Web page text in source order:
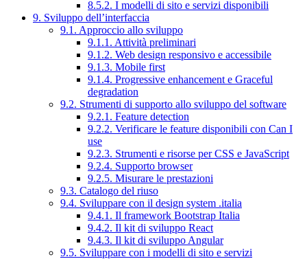
8.5.2. I modelli di sito e servizi disponibili
9. Sviluppo dell’interfaccia
9.1. Approccio allo sviluppo
9.1.1. Attività preliminari
9.1.2. Web design responsivo e accessibile
9.1.3. Mobile first
9.1.4. Progressive enhancement e Graceful
degradation
9.2. Strumenti di supporto allo sviluppo del software
9.2.1. Feature detection
9.2.2. Verificare le feature disponibili con Can I
use
9.2.3. Strumenti e risorse per CSS e JavaScript
9.2.4. Supporto browser
9.2.5. Misurare le prestazioni
9.3. Catalogo del riuso
9.4. Sviluppare con il design system .italia
9.4.1. Il framework Bootstrap Italia
9.4.2. Il kit di sviluppo React
9.4.3. Il kit di sviluppo Angular
9.5. Sviluppare con i modelli di sito e servizi